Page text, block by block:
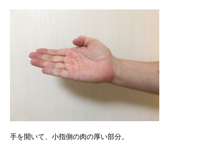
手を開いて、小指側の肉の厚い部分。